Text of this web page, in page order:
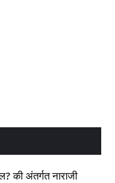
की अंतर्गत नाराजी